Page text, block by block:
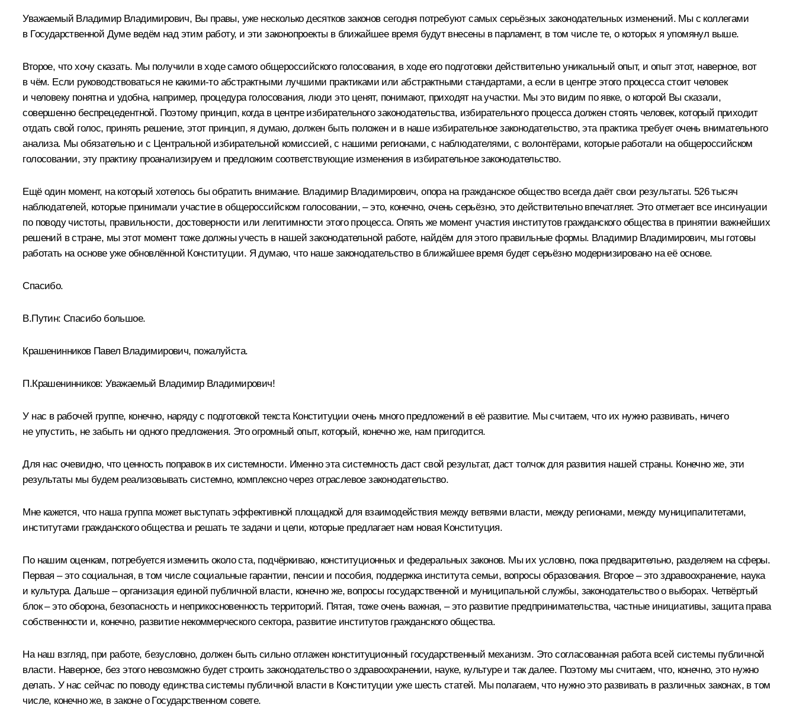
Уважаемый Владимир Владимирович, Вы правы, уже несколько десятков законов сегодня потребуют самых серьёзных законодательных изменений. Мы с коллегами
в Государственной Думе ведём над этим работу, и эти законопроекты в ближайшее время будут внесены в парламент, в том числе те, о которых я упомянул выше.
Второе, что хочу сказать. Мы получили в ходе самого общероссийского голосования, в ходе его подготовки действительно уникальный опыт, и опыт этот, наверное, вот
в чём. Если руководствоваться не какими-то абстрактными лучшими практиками или абстрактными стандартами, а если в центре этого процесса стоит человек
и человеку понятна и удобна, например, процедура голосования, люди это ценят, понимают, приходят на участки. Мы это видим по явке, о которой Вы сказали,
совершенно беспрецедентной. Поэтому принцип, когда в центре избирательного законодательства, избирательного процесса должен стоять человек, который приходит
отдать свой голос, принять решение, этот принцип, я думаю, должен быть положен и в наше избирательное законодательство, эта практика требует очень внимательного
анализа. Мы обязательно и с Центральной избирательной комиссией, с нашими регионами, с наблюдателями, с волонтёрами, которые работали на общероссийском
голосовании, эту практику проанализируем и предложим соответствующие изменения в избирательное законодательство.
Ещё один момент, на который хотелось бы обратить внимание. Владимир Владимирович, опора на гражданское общество всегда даёт свои результаты. 526 тысяч
наблюдателей, которые принимали участие в общероссийском голосовании, – это, конечно, очень серьёзно, это действительно впечатляет. Это отметает все инсинуации
по поводу чистоты, правильности, достоверности или легитимности этого процесса. Опять же момент участия институтов гражданского общества в принятии важнейших
решений в стране, мы этот момент тоже должны учесть в нашей законодательной работе, найдём для этого правильные формы. Владимир Владимирович, мы готовы
работать на основе уже обновлённой Конституции. Я думаю, что наше законодательство в ближайшее время будет серьёзно модернизировано на её основе.
Спасибо.
В.Путин: Спасибо большое.
Крашенинников Павел Владимирович, пожалуйста.
П.Крашенинников: Уважаемый Владимир Владимирович!
У нас в рабочей группе, конечно, наряду с подготовкой текста Конституции очень много предложений в её развитие. Мы считаем, что их нужно развивать, ничего
не упустить, не забыть ни одного предложения. Это огромный опыт, который, конечно же, нам пригодится.
Для нас очевидно, что ценность поправок в их системности. Именно эта системность даст свой результат, даст толчок для развития нашей страны. Конечно же, эти
результаты мы будем реализовывать системно, комплексно через отраслевое законодательство.
Мне кажется, что наша группа может выступать эффективной площадкой для взаимодействия между ветвями власти, между регионами, между муниципалитетами,
институтами гражданского общества и решать те задачи и цели, которые предлагает нам новая Конституция.
По нашим оценкам, потребуется изменить около ста, подчёркиваю, конституционных и федеральных законов. Мы их условно, пока предварительно, разделяем на сферы.
Первая – это социальная, в том числе социальные гарантии, пенсии и пособия, поддержка института семьи, вопросы образования. Второе – это здравоохранение, наука
и культура. Дальше – организация единой публичной власти, конечно же, вопросы государственной и муниципальной службы, законодательство о выборах. Четвёртый
блок – это оборона, безопасность и неприкосновенность территорий. Пятая, тоже очень важная, – это развитие предпринимательства, частные инициативы, защита права
собственности и, конечно, развитие некоммерческого сектора, развитие институтов гражданского общества.
На наш взгляд, при работе, безусловно, должен быть сильно отлажен конституционный государственный механизм. Это согласованная работа всей системы публичной
власти. Наверное, без этого невозможно будет строить законодательство о здравоохранении, науке, культуре и так далее. Поэтому мы считаем, что, конечно, это нужно
делать. У нас сейчас по поводу единства системы публичной власти в Конституции уже шесть статей. Мы полагаем, что нужно это развивать в различных законах, в том
числе, конечно же, в законе о Государственном совете.